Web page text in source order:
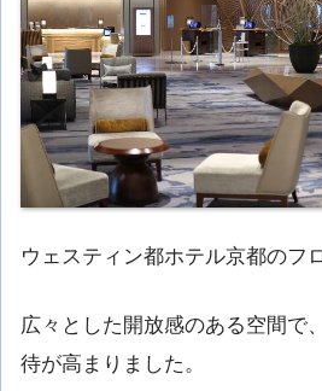
ウェスティン都ホテル京都のフ
広々とした開放感のある空間で
待が高まりました。